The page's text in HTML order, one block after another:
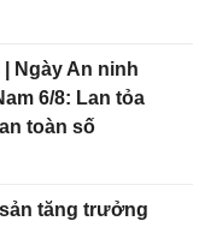
| Ngày An ninh
6/8: Lan tỏa
toàn số
tăng trưởng